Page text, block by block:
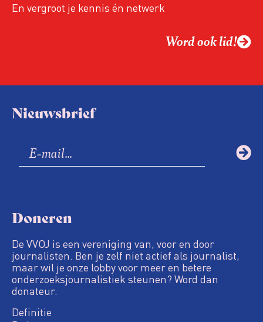
En vergroot je kennis én netwerk
Word ook lid!
Nieuwsbrief
Doneren
De VVOJ is een vereniging van, voor en door
journalisten. Ben je zelf niet actief als journalist,
maar wil je onze lobby voor meer en betere
onderzoeksjournalistiek steunen? Word dan
donateur.
Definitie